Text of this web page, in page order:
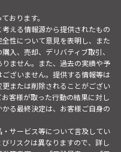
おります。
える情報源から提供されたもの
性について意見を表明し、また
入、売却、デリバティブ取引、
ません。また、過去の実績や予
ざいません。提供する情報等は
または削除されることがござい
客様が取った行動の結果に対し
る最終決定は、お客様ご自身の
サービス等について言及してい
リスクは異なりますので、詳し